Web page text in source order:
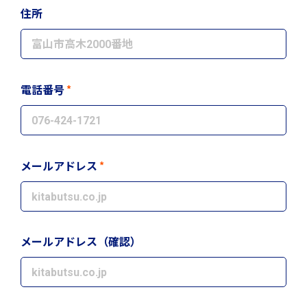
住所
電話番号*
メールアドレス *
メールアドレス（確認）